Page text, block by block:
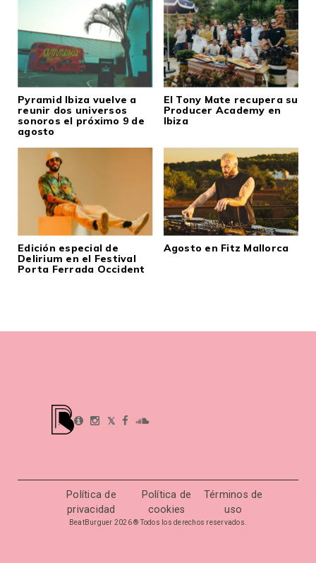
Pyramid Ibiza vuelve a
reunir dos universos
sonoros el próximo 9 de
agosto
El Tony Mate recupera su
Producer Academy en
Ibiza
Edición especial de
Delirium en el Festival
Porta Ferrada Occident
Agosto en Fitz Mallorca
𝕏
Política de
privacidad
Política de
cookies
Términos de
uso
BeatBurguer 2026 ® Todos los derechos reservados.